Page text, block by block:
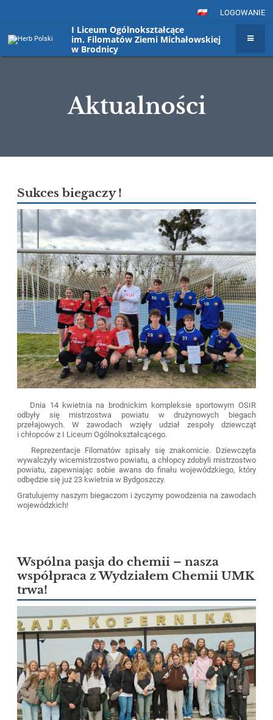
LOGOWANIE
I Liceum Ogólnokształcące
im. Filomatów Ziemi Michałowskiej
w Brodnicy
Aktualności
Sukces biegaczy !
Dnia 14 kwietnia na brodnickim kompleksie sportowym OSIR
odbyły się mistrzostwa powiatu w drużynowych biegach
przełajowych. W zawodach wzięły udział zespoły dziewcząt
i chłopców z I Liceum Ogólnokształcącego.
Reprezentacje Filomatów spisały się znakomicie. Dziewczęta
wywalczyły wicemistrzostwo powiatu, a chłopcy zdobyli mistrzostwo
powiatu, zapewniając sobie awans do finału wojewódzkiego, który
odbędzie się już 23 kwietnia w Bydgoszczy.
Gratulujemy naszym biegaczom i życzymy powodzenia na zawodach
wojewódzkich!
Wspólna pasja do chemii – nasza
współpraca z Wydziałem Chemii UMK
trwa!